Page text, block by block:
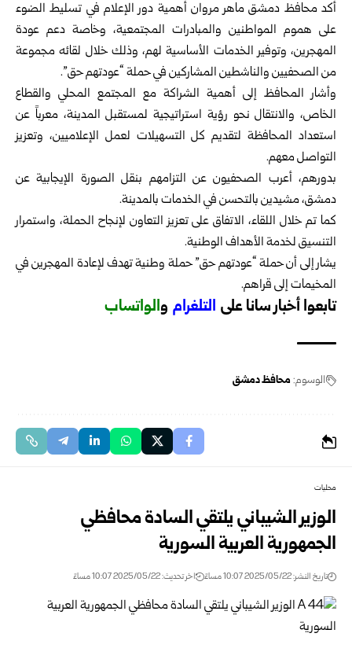
أكد محافظ دمشق ماهر مروان أهمية دور الإعلام في تسليط الضوء
على هموم المواطنين والمبادرات المجتمعية، وخاصة دعم عودة
المهجرين، وتوفير الخدمات الأساسية لهم، وذلك خلال لقائه مجموعة
من الصحفيين والناشطين المشاركين في حملة “عودتهم حق”.
وأشار المحافظ إلى أهمية الشراكة مع المجتمع المحلي والقطاع
الخاص، والانتقال نحو رؤية استراتيجية لمستقبل المدينة، معرباً عن
استعداد المحافظة لتقديم كل التسهيلات لعمل الإعلاميين، وتعزيز
التواصل معهم.
بدورهم، أعرب الصحفيون عن التزامهم بنقل الصورة الإيجابية عن
دمشق، مشيدين بالتحسن في الخدمات بالمدينة.
كما تم خلال اللقاء، الاتفاق على تعزيز التعاون لإنجاح الحملة، واستمرار
التنسيق لخدمة الأهداف الوطنية.
يشار إلى أن حملة “عودتهم حق” حملة وطنية تهدف لإعادة المهجرين في
المخيمات إلى قراهم.
تابعوا أخبار سانا على التلغرام والواتساب
الوسوم: محافظ دمشق
محليات
الوزير الشيباني يلتقي السادة محافظي
الجمهورية العربية السورية
تاريخ النشر: 2025/05/22 10:07 مساءً اخر تحديث: 2025/05/22 10:07 مساءً